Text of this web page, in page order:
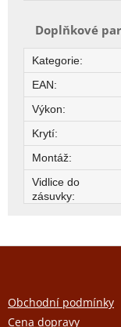
Doplňkové
Kategorie:
EAN:
Výkon:
Krytí:
Montáž:
Vidlice do
zásuvky:
Z
aObchodní podmínky
Cena dopravy